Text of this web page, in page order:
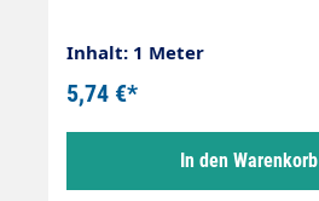
Inhalt: 1 Meter
5,74 €*
In den Warenkorb